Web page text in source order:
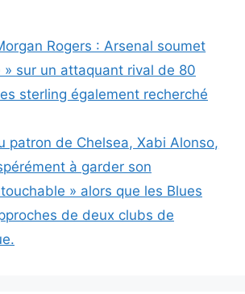
Rogers : Arsenal soumet
» sur un attaquant rival de 80
sterling également recherché
patron de Chelsea, Xabi Alonso,
à garder son
» alors que les Blues
de deux clubs de